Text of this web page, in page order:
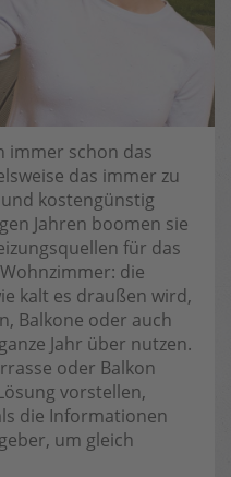
immer schon das
das immer zu
kostengünstig
Jahren boomen sie
für das
die
kalt es draußen wird,
Balkone oder auch
Jahr über nutzen.
oder Balkon
vorstellen,
die Informationen
um gleich